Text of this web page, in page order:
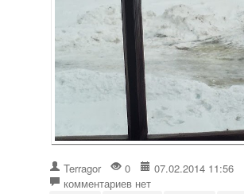
Terragor 0
07.02.2014 11:56
комментариев нет